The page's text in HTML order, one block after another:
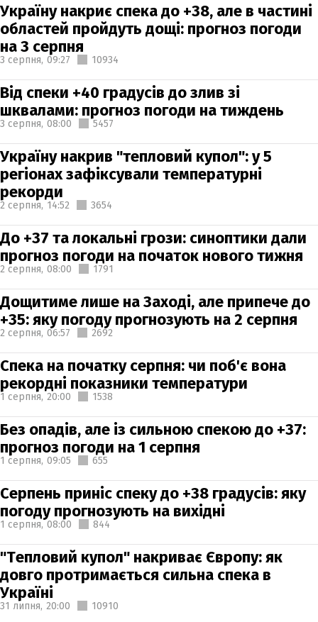
Україну накриє спека до +38, але в частині
областей пройдуть дощі: прогноз погоди
на 3 серпня
3 серпня, 09:27 10934
Від спеки +40 градусів до злив зі
шквалами: прогноз погоди на тиждень
3 серпня, 08:00 5457
Україну накрив "тепловий купол": у 5
регіонах зафіксували температурні
рекорди
2 серпня, 14:52 3654
До +37 та локальні грози: синоптики дали
прогноз погоди на початок нового тижня
2 серпня, 08:00 1791
Дощитиме лише на Заході, але припече до
+35: яку погоду прогнозують на 2 серпня
2 серпня, 06:57 2692
Спека на початку серпня: чи поб'є вона
рекордні показники температури
1 серпня, 20:00 1538
Без опадів, але із сильною спекою до +37:
прогноз погоди на 1 серпня
1 серпня, 09:05 655
Серпень приніс спеку до +38 градусів: яку
погоду прогнозують на вихідні
1 серпня, 08:00 844
"Тепловий купол" накриває Європу: як
довго протримається сильна спека в
Україні
31 липня, 20:00 10910